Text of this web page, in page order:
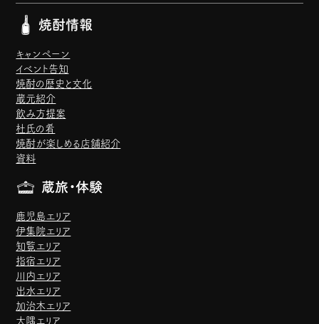
焼酎情報
キャンペーン
イベント告知
焼酎の歴史と文化
蔵元紹介
飲み方提案
杜氏の肴
焼酎が楽しめる店舗紹介
資料
蔵旅・体験
鹿児島エリア
伊集院エリア
知覧エリア
指宿エリア
川内エリア
出水エリア
加治木エリア
大隅エリア